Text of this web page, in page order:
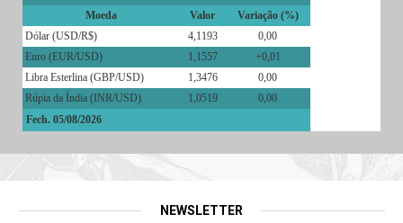
Moeda
Valor
Variação (%)
Dólar (USD/R$)
4,1193
0,00
Euro (EUR/USD)
1,1557
+0,01
Libra Esterlina (GBP/USD)
1,3476
0,00
Rúpia da Índia (INR/USD)
1,0519
0,00
Fech. 05/08/2026
NEWSLETTER